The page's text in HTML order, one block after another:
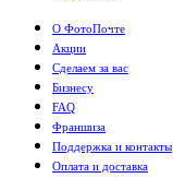
О ФотоПочте
Акции
Сделаем за вас
Бизнесу
FAQ
Франшиза
Поддержка и контакты
Оплата и доставка